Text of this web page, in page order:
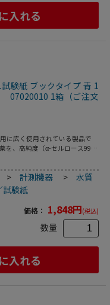
入れる
験紙 ブックタイプ 青 1
07020010 1箱（ご注文
に広く使用されている製品で
を、高純度（α-セルロース99％
、変色に優れた製品です。●酸
（20枚綴×10個入）●こちら
す。
>計測機器 >水質
試験紙
価格： 1,848円(税込)
数量
入れる